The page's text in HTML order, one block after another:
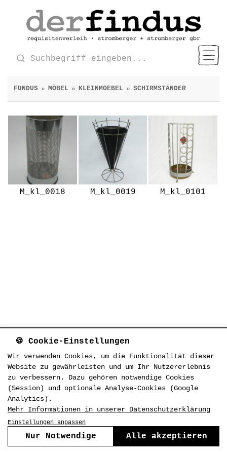
FUNDUS » MÖBEL » KLEINMOEBEL » SCHIRMSTÄNDER
M_kl_0018 M_kl_0019 M_kl_0101
🍪 Cookie-Einstellungen
Wir verwenden Cookies, um die Funktionalität dieser
Website zu gewährleisten und um Ihr Nutzererlebnis
zu verbessern. Dazu gehören notwendige Cookies
(Session) und optionale Analyse-Cookies (Google
Analytics).
Mehr Informationen in unserer Datenschutzerklärung
Einstellungen anpassen
Nur Notwendige Alle akzeptieren